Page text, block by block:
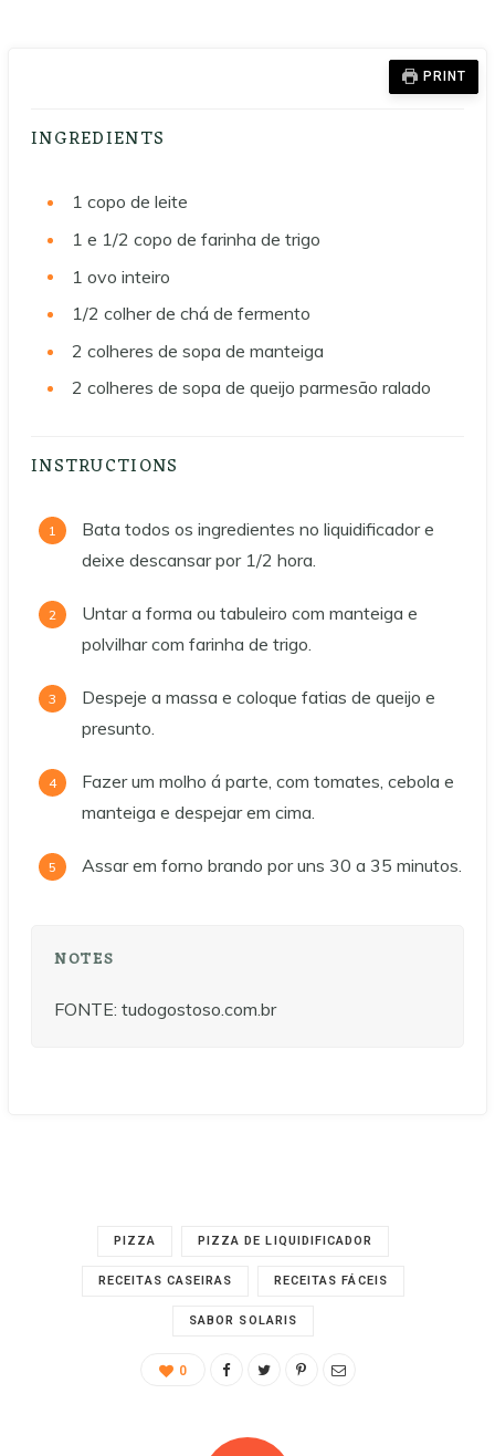
PRINT
INGREDIENTS
1 copo de leite
1 e 1/2 copo de farinha de trigo
1 ovo inteiro
1/2 colher de chá de fermento
2 colheres de sopa de manteiga
2 colheres de sopa de queijo parmesão ralado
INSTRUCTIONS
Bata todos os ingredientes no liquidificador e
deixe descansar por 1/2 hora.
Untar a forma ou tabuleiro com manteiga e
polvilhar com farinha de trigo.
Despeje a massa e coloque fatias de queijo e
presunto.
Fazer um molho á parte, com tomates, cebola e
manteiga e despejar em cima.
Assar em forno brando por uns 30 a 35 minutos.
NOTES
FONTE: tudogostoso.com.br
PIZZA PIZZA DE LIQUIDIFICADOR
RECEITAS CASEIRAS RECEITAS FÁCEIS
SABOR SOLARIS
0